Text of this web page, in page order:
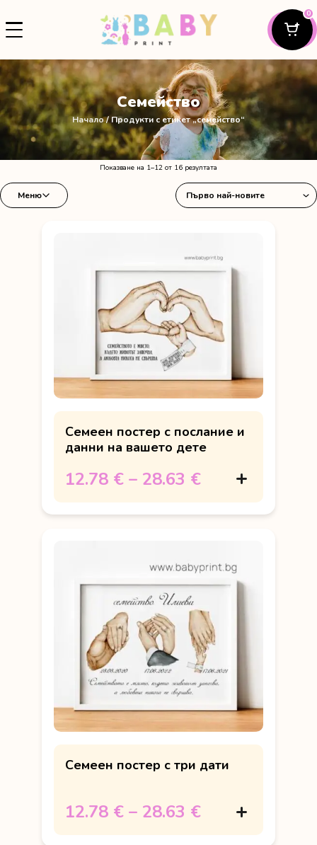
0
Семейство
Начало/ Продукти с етикет „семейство“
Показване на 1–12 от 16 резултата
by
latest
Меню
Семеен постер с послание и
данни на вашето дете
12.78 € – 28.63 €
Семеен постер с три дати
12.78 € – 28.63 €